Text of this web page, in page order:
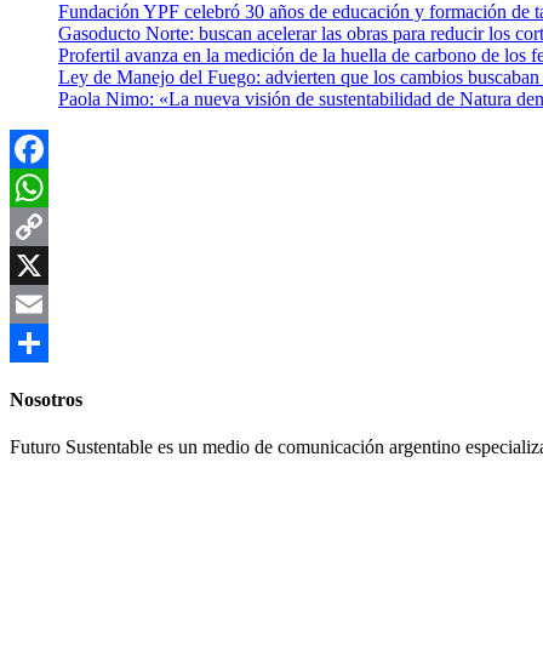
Fundación YPF celebró 30 años de educación y formación de
Gasoducto Norte: buscan acelerar las obras para reducir los
Profertil avanza en la medición de la huella de carbono de los
Ley de Manejo del Fuego: advierten que los cambios
Paola Nimo: «La nueva visión de sustentabilidad de Natura
Facebook
WhatsApp
Copy
Link
X
Email
Nosotros
Futuro Sustentable es un medio de comunicación argentino